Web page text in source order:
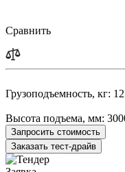
Сравнить
Грузоподъемность, кг:
Высота подъема, мм:
Запросить стоимость
Заказать тест-драйв